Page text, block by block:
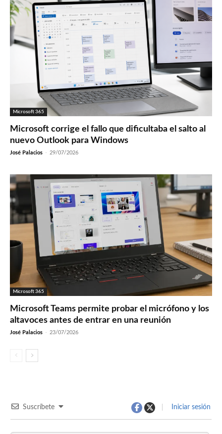
Microsoft 365
Microsoft corrige el fallo que dificultaba el salto al
nuevo Outlook para Windows
José Palacios - 29/07/2026
Microsoft 365
Microsoft Teams permite probar el micrófono y los
altavoces antes de entrar en una reunión
José Palacios - 23/07/2026
Suscríbete Iniciar sesión